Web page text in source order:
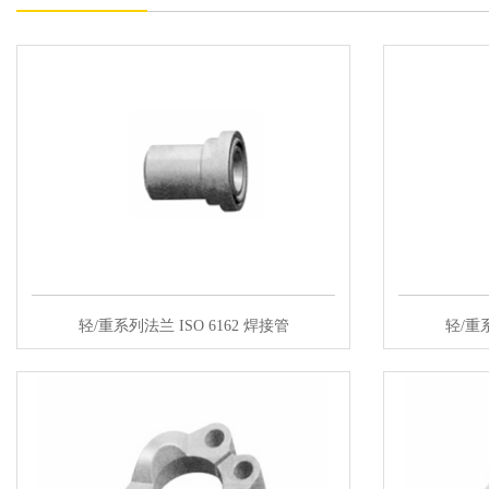
轻/重系列法兰 ISO 6162 焊接管 轻/重